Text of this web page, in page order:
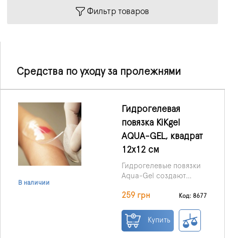
Фильтр товаров
Средства по уходу за пролежнями
В наличии
Гидрогелевая
повязка KiKgеl
AQUA-GEL, квадрат
12х12 см
Гидрогелевые повязки
Aqua-Gel создают
барьер против
среды , но при этом
позволяют проникать
259 грн Код: 8677
Купить